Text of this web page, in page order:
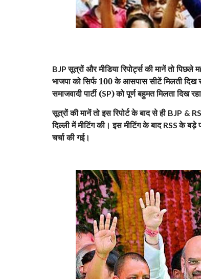
BJPसूत्रों और मीडिया रिपोर्ट्स की मानें तो पिछले
भाजपा को सिर्फ 100 के आसपास सीटें मिलती
समाजवादी पार्टी (SP)को पूर्ण बहुमत मिलता दिख
सूत्रों की मानें तो इस रिपोर्ट के बाद से ही BJP &
दिल्ली में मीटिंग की। इस मीटिंग के बाद RSSके बड़े
चर्चा की गई।